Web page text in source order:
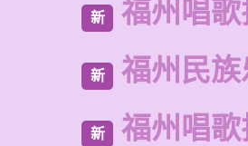
新 福州唱
新 福州民
新 福州唱